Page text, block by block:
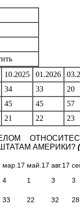
10.2025 01.2026
34 33 20
45 45 57
21 22 23
АМЕРИКИ?
мар.17 май.17 авг.17
4 1 3 3
33 22 32 28